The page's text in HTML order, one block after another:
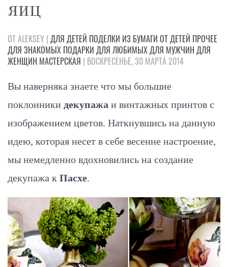
яиц
ОТ ALEKSEY | ДЛЯ ДЕТЕЙ ПОДЕЛКИ ИЗ БУМАГИ ОТ ДЕТЕЙ ПРОЧЕЕ
ДЛЯ ЗНАКОМЫХ ПОДАРКИ ДЛЯ ЛЮБИМЫХДЛЯ МУЖЧИН ДЛЯ
ЖЕНЩИН МАСТЕРСКАЯ | ВОСКРЕСЕНЬЕ, 30 МАРТА 2014
Вы наверняка знаете что мы большие
поклонники декупажа и винтажных принтов с
изображением цветов. Наткнувшись на данную
идею, которая несет в себе весенне настроение,
мы немедленно вдохновились на создание
декупажа к Пасхе.